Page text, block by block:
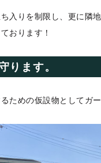
入りを制限し、更に隣
おります！
ります。
ための仮設物としてガ